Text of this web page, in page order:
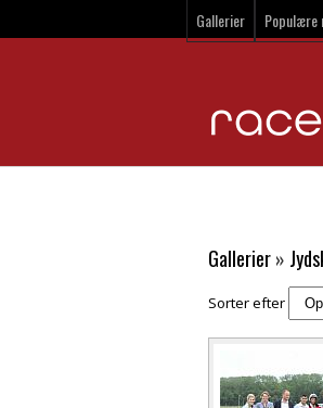
Gallerier Populære
Gallerier»
Sorter efter